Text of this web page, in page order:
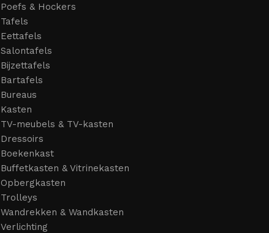
Poefs & Hockers
Tafels
Eettafels
Salontafels
Bijzettafels
Bartafels
Bureaus
Kasten
TV-meubels & TV-kasten
Dressoirs
Boekenkast
Buffetkasten & Vitrinekasten
Opbergkasten
Trolleys
Wandrekken & Wandkasten
Verlichting